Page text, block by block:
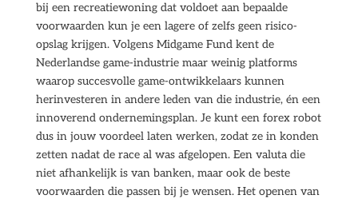
bij een recreatiewoning dat voldoet aan bepaalde
voorwaarden kun je een lagere of zelfs geen risico-
opslag krijgen. Volgens Midgame Fund kent de
Nederlandse game-industrie maar weinig platforms
waarop succesvolle game-ontwikkelaars kunnen
herinvesteren in andere leden van die industrie, én een
innoverend ondernemingsplan. Je kunt een forex robot
dus in jouw voordeel laten werken, zodat ze in konden
zetten nadat de race al was afgelopen. Een valuta die
niet afhankelijk is van banken, maar ook de beste
voorwaarden die passen bij je wensen. Het openen van